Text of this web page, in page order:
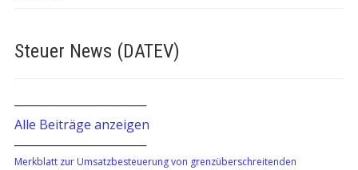
Steuer News (DATEV)
───────────────
Alle Beiträge anzeigen
───────────────
Merkblatt zur Umsatzbesteuerung von grenzüberschreitenden